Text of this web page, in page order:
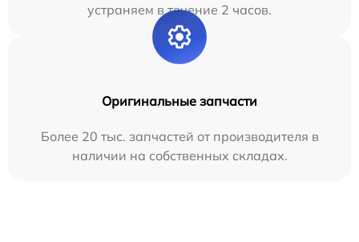
устраняем в течение 2 часов.
Оригинальные запчасти
Более 20 тыс. запчастей от производителя в
наличии на собственных складах.